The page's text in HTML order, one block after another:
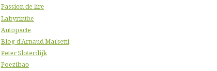
Passion de lire
Labyrinthe
Autopacte
Blog d'Arnaud Maïsetti
Peter Sloterdijk
Poezibao